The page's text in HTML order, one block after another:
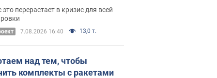
дискомфорт: как это
это перерастает в кризис для всей
7.08.2026 16:40 13,0 т.
над тем, чтобы
комплекты с ракетами